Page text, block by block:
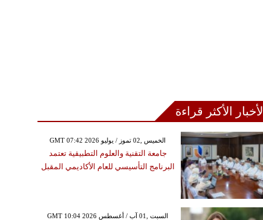
الأخبار الأكثر قراءة
GMT 07:42 2026 الخميس ,02 تموز / يوليو
جامعة التقنية والعلوم التطبيقية تعتمد
البرنامج التأسيسي للعام الأكاديمي المقبل
GMT 10:04 2026 السبت ,01 آب / أغسطس